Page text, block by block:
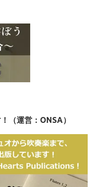
（運営：ONSA）